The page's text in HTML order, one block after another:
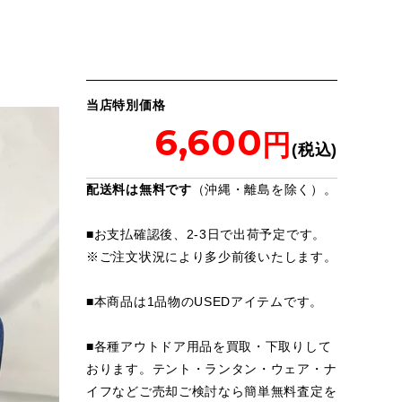
当店特別価格
6,600
配送料は無料です （沖縄・離島を除く）。
■お支払確認後、2-3日で出荷予定です。
※ ご注文状況により多少前後いたします。
■本商品は1品物のUSEDアイテムです。
■各種アウトドア用品を買取・下取りして
おります。テント・ランタン・ウェア・ナ
イフなどご売却ご検討なら簡単無料査定を